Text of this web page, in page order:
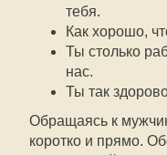
тебя.
Как хорошо,
Ты столько
нас.
Ты так
Обращаясь к
коротко и прямо.